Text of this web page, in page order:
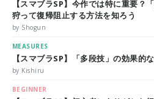
【スマブラSP】今作では特に重要？
狩って復帰阻止する方法を知ろう
by Shogun
MEASURES
【スマブラSP】「多段技」の効果的
by Kishiru
BEGINNER